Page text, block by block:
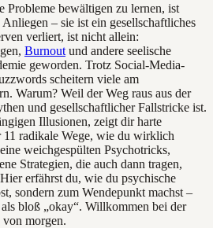
Probleme bewältigen zu lernen, ist
– sie ist ein gesellschaftliches
verliert, ist nicht allein:
Burnout und andere seelische
geworden. Trotz Social-Media-
scheitern viele am
Warum? Weil der Weg raus aus der
und gesellschaftlicher Fallstricke ist.
Illusionen, zeigt dir harte
11 radikale Wege, wie du wirklich
weichgespülten Psychotricks,
Strategien, die auch dann tragen,
erfährst du, wie du psychische
sondern zum Wendepunkt machst –
bloß „okay“. Willkommen bei der
morgen.